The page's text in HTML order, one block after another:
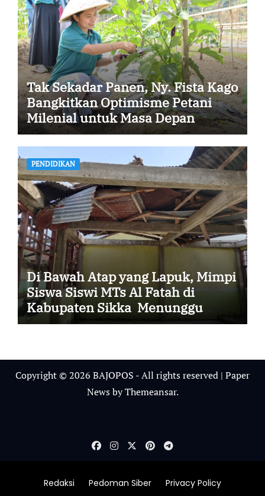
Tak Sekadar Panen, Ny. Fista Kago
Bangkitkan Optimisme Petani
Milenial untuk Masa Depan
Ketahanan Pangan Sikka
PENDIDIKAN
Di Bawah Atap yang Lapuk, Mimpi
Siswa Siswi MTs Al Fatah di
Kabupaten Sikka Menunggu
Uluran Tangan
Copyright © 2026 BAJOPOS - All rights reserved | Paper
NewsbyThemeansar.
Redaksi Pedoman Siber Privacy Policy